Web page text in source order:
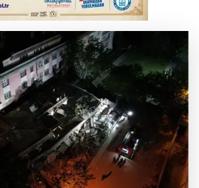
kontrolden çıkan araç orta
çıktı